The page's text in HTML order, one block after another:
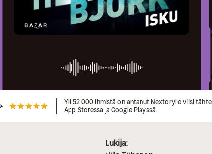
Yli 52 000 ihmistä on antanut Nextorylle viisi
App Storessa ja Google Playssä.
Lukija: